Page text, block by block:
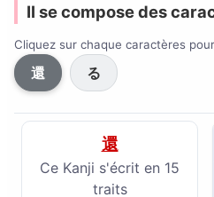
Il se compose des
Cliquez sur chaque caractères
還 る
還
Ce Kanji s'écrit en 15
traits